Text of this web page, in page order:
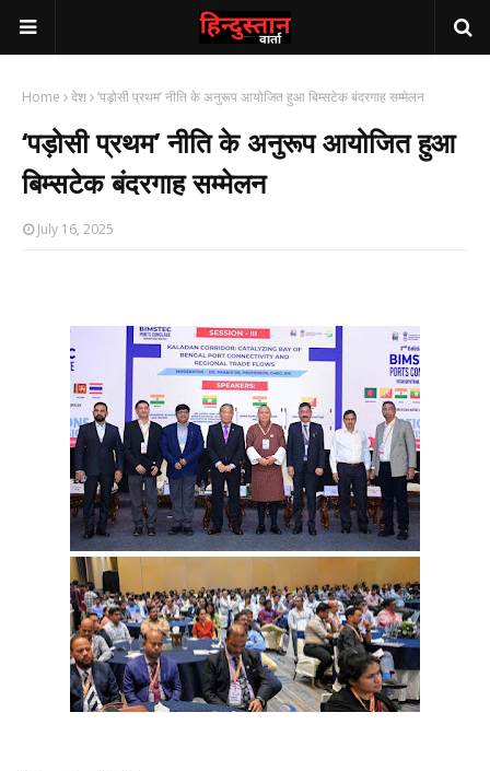
Home देश ‘पड़ोसी प्रथम’ नीति के अनुरूप आयोजित हुआ बिम्सटेक बंदरगाह सम्मेलन
‘पड़ोसी प्रथम’ नीति के अनुरूप आयोजित हुआ
बिम्सटेक बंदरगाह सम्मेलन
July 16, 2025